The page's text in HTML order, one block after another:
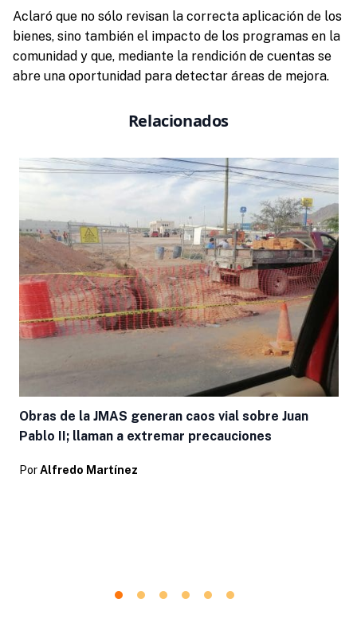
Aclaró que no sólo revisan la correcta aplicación de los
bienes, sino también el impacto de los programas en la
comunidad y que, mediante la rendición de cuentas se
abre una oportunidad para detectar áreas de mejora.
Relacionados
Obras de la JMAS generan caos vial sobre Juan
Pablo II; llaman a extremar precauciones
Por Alfredo Martínez